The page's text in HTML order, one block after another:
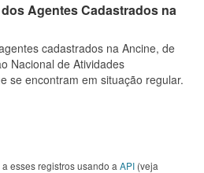
Agentes Cadastrados na
cadastrados na Ancine, de
Nacional de Atividades
se encontram em situação regular.
esses registros usando a API (veja